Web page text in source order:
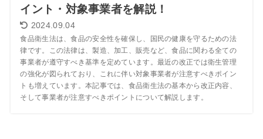
イント・対象事業者を解説！
2024.09.04
食品衛生法は、食品の安全性を確保し、国民の健康を守るための法
律です。この法律は、製造、加工、販売など、食品に関わる全ての
事業者が遵守すべき基準を定めています。最近の改正では衛生管理
の強化が図られており、これに伴い対象事業者が注意すべきポイン
トも増えています。本記事では、食品衛生法の基本から改正内容、
そして事業者が注意すべきポイントについて解説します。